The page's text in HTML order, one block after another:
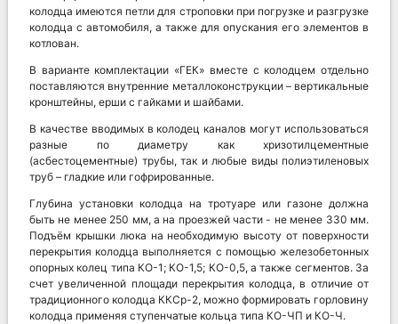
колодца имеются петли для строповки при погрузке и разгрузке
колодца с автомобиля, а также для опускания его элементов в
котлован.
В варианте комплектации «ГЕК» вместе с колодцем отдельно
поставляются внутренние металлоконструкции – вертикальные
кронштейны, ерши с гайками и шайбами.
В качестве вводимых в колодец каналов могут использоваться
разные по диаметру как хризотилцементные
(асбестоцементные) трубы, так и любые виды полиэтиленовых
труб – гладкие или гофрированные.
Глубина установки колодца на тротуаре или газоне должна
быть не менее 250 мм, а на проезжей части - не менее 330 мм.
Подъём крышки люка на необходимую высоту от поверхности
перекрытия колодца выполняется с помощью железобетонных
опорных колец типа КО-1; КО-1,5; КО-0,5, а также сегментов. За
счет увеличенной площади перекрытия колодца, в отличие от
традиционного колодца ККСр-2, можно формировать горловину
колодца применяя ступенчатые кольца типа КО-ЧП и КО-Ч.